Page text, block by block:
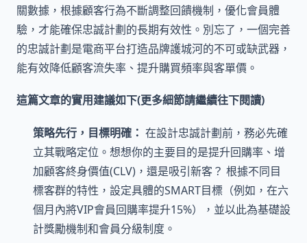
關數據，根據顧客行為不斷調整回饋機制，優化會員體
驗，才能確保忠誠計劃的長期有效性。別忘了，一個完善
的忠誠計劃是電商平台打造品牌護城河的不可或缺武器，
能有效降低顧客流失率、提升購買頻率與客單價。
這篇文章的實用建議如下(更多細節請繼續往下閱讀)
策略先行，目標明確： 在設計忠誠計劃前，務必先確
立其戰略定位。想想你的主要目的是提升回購率、增
加顧客終身價值(CLV)，還是吸引新客？ 根據不同目
標客群的特性，設定具體的SMART目標（例如，在六
個月內將VIP會員回購率提升15%），並以此為基礎設
計獎勵機制和會員分級制度。